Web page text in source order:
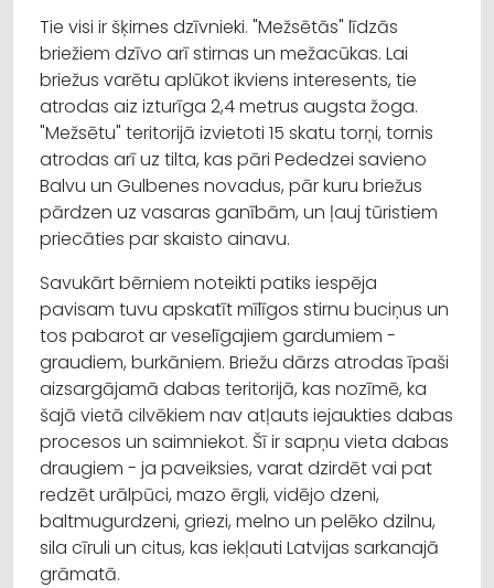
Tie visi ir šķirnes dzīvnieki. "Mežsētās" līdzās
briežiem dzīvo arī stirnas un mežacūkas. Lai
briežus varētu aplūkot ikviens interesents, tie
atrodas aiz izturīga 2,4 metrus augsta žoga.
"Mežsētu" teritorijā izvietoti 15 skatu torņi, tornis
atrodas arī uz tilta, kas pāri Pededzei savieno
Balvu un Gulbenes novadus, pār kuru briežus
pārdzen uz vasaras ganībām, un ļauj tūristiem
priecāties par skaisto ainavu.
Savukārt bērniem noteikti patiks iespēja
pavisam tuvu apskatīt mīlīgos stirnu buciņus un
tos pabarot ar veselīgajiem gardumiem -
graudiem, burkāniem. Briežu dārzs atrodas īpaši
aizsargājamā dabas teritorijā, kas nozīmē, ka
šajā vietā cilvēkiem nav atļauts iejaukties dabas
procesos un saimniekot. Šī ir sapņu vieta dabas
draugiem - ja paveiksies, varat dzirdēt vai pat
redzēt urālpūci, mazo ērgli, vidējo dzeni,
baltmugurdzeni, griezi, melno un pelēko dzilnu,
sila cīruli un citus, kas iekļauti Latvijas sarkanajā
grāmatā.